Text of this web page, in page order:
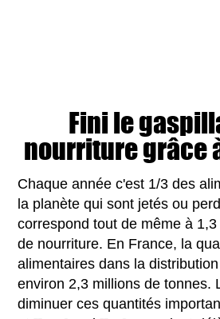
Fini le
nourriture grâce
Chaque année c'est 1/3 des
la planète qui sont jetés ou
correspond tout de même à
de nourriture. En France, la
alimentaires dans la
environ 2,3 millions de tonnes.
diminuer ces quantités